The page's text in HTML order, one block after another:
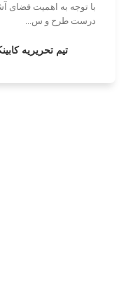
با توجه به اهمیت فضای
درست طرح و س...
تیم تحریریه